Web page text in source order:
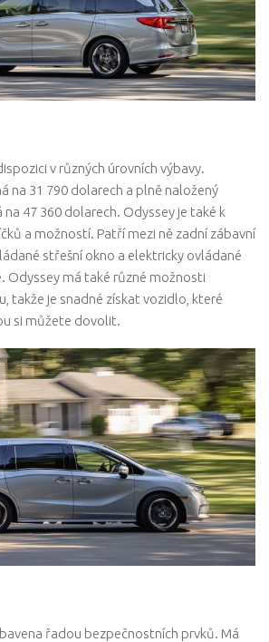
v různých úrovních výbavy.
na 31 790 dolarech a plně naložený
47 360 dolarech. Odyssey je také k
a možností. Patří mezi ně zadní zábavní
střešní okno a elektricky ovládané
Odyssey má také různé možnosti
takže je snadné získat vozidlo, které
si můžete dovolit.
řadou bezpečnostních prvků. Má